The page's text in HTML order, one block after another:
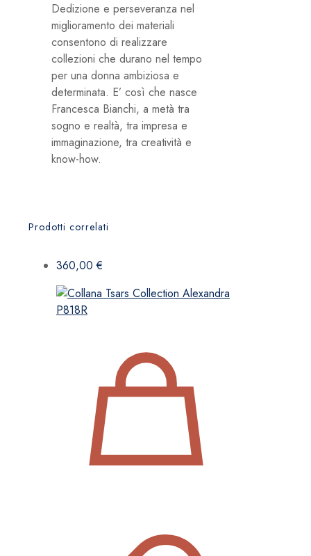
Dedizione e perseveranza nel
miglioramento dei materiali
consentono di realizzare
collezioni che durano nel tempo
per una donna ambiziosa e
determinata. E’ così che nasce
Francesca Bianchi, a metà tra
sogno e realtà, tra impresa e
immaginazione, tra creatività e
know-how.
Prodotti correlati
360,00€